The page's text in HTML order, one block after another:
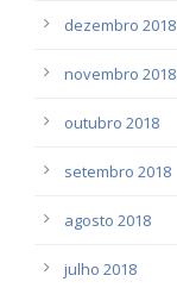
dezembro 2018
novembro 2018
outubro 2018
setembro 2018
agosto 2018
julho 2018